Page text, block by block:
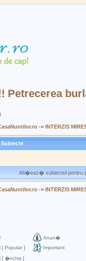
Petrecerea
-> INTERZIS
Subiecte
Afi�eaz� subiectul pentru
-> INTERZIS
Anun�
[ Popular ]
Important
[ �nchis ]